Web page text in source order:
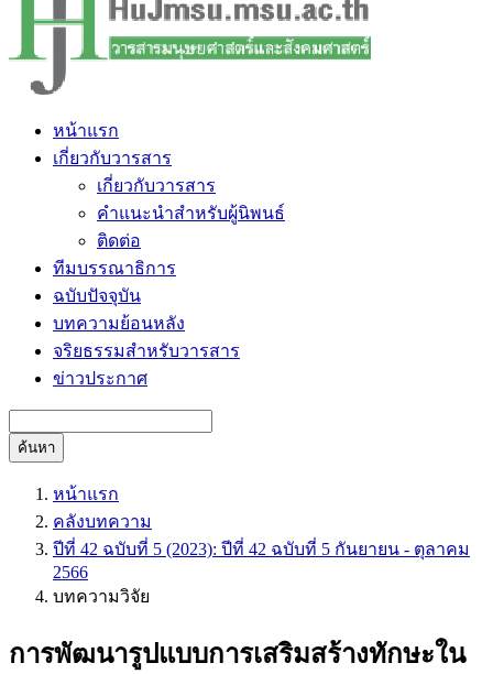
หน้าแรก
เกี่ยวกับวารสาร
เกี่ยวกับวารสาร
คำแนะนำสำหรับผู้นิพนธ์
ติดต่อ
ทีมบรรณาธิการ
ฉบับปัจจุบัน
บทความย้อนหลัง
จริยธรรมสำหรับวารสาร
ข่าวประกาศ
ค้นหา
หน้าแรก
คลังบทความ
ปีที่ 42 ฉบับที่ 5 (2023): ปีที่ 42 ฉบับที่ 5 กันยายน - ตุลาคม
2566
บทความวิจัย
การพัฒนารูปแบบการเสริมสร้างทักษะใน